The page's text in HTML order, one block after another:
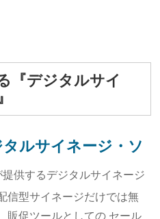
『デジタルサイ
ルサイネージ・ソ
提供するデジタルサイネージ
信型サイネージだけでは無
販促ツールとしての セール